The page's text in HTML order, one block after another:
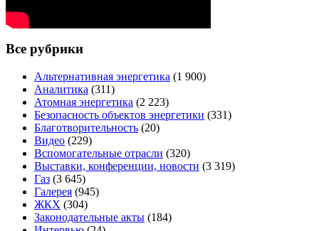
Все рубрики
Альтернативная энергетика (1 900)
Аналитика (311)
Атомная энергетика (2 223)
Безопасность объектов энергетики (331)
Благотворительность (20)
Видео (229)
Вспомогательные отрасли (320)
Выставки, конференции, новости (3 319)
Газ (3 645)
Галерея (945)
ЖКХ (304)
Законодательные акты (184)